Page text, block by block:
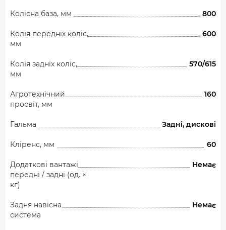
Колісна база, мм 800
Колія передніх коліс,
мм
600
Колія задніх коліс,
мм
570/615
Агротехнічний
просвіт, мм
160
Гальма Задні, дискові
Кліренс, мм 60
Додаткові вантажі
передні / задні (од. ×
кг)
Немає
Задня навісна
система
Немає